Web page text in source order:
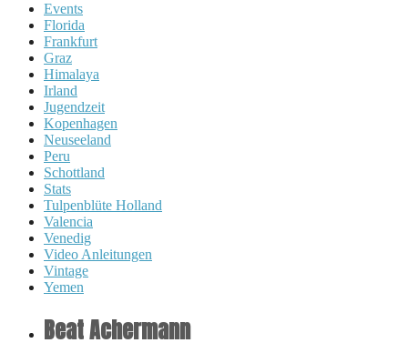
Events
Florida
Frankfurt
Graz
Himalaya
Irland
Jugendzeit
Kopenhagen
Neuseeland
Peru
Schottland
Stats
Tulpenblüte Holland
Valencia
Venedig
Video Anleitungen
Vintage
Yemen
Beat Achermann